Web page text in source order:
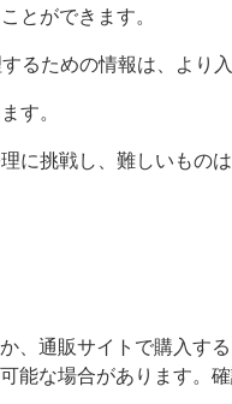
とができます。
るための情報は、より
す。
に挑戦し、難しいもの
、通販サイトで購入す
な場合があります。